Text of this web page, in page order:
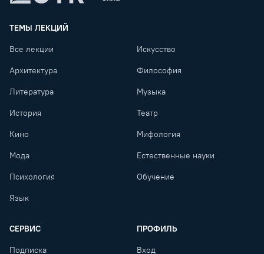
ТЕМЫ ЛЕКЦИЙ
Все лекции Искусство
Архитектура Философия
Литература Музыка
История Театр
Кино Мифология
Мода Естественные науки
Психология Обучение
Язык
СЕРВИС
Подписка
ПРОФИЛЬ
Вход